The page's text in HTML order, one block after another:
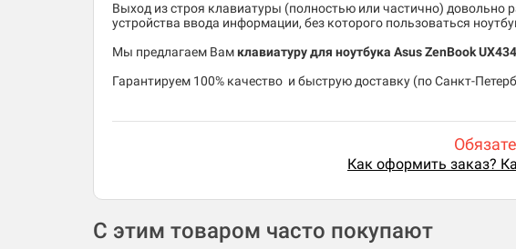
Выход из строя клавиатуры (полностью или частично) довольно
устройства ввода информации, без которого пользоваться
Мы предлагаем Вам клавиатуру для ноутбука Asus ZenBook
​Гарантируем 100% качество и быструю доставку (по Санкт-
Как оформить заказ?
С этим товаром часто покупают